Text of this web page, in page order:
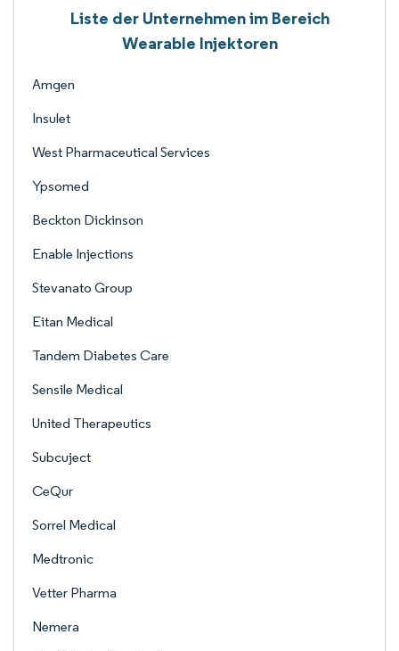
Liste der Unternehmen im Bereich
Wearable Injektoren
Amgen
Insulet
West Pharmaceutical Services
Ypsomed
Beckton Dickinson
Enable Injections
Stevanato Group
Eitan Medical
Tandem Diabetes Care
Sensile Medical
United Therapeutics
Subcuject
CeQur
Sorrel Medical
Medtronic
Vetter Pharma
Nemera